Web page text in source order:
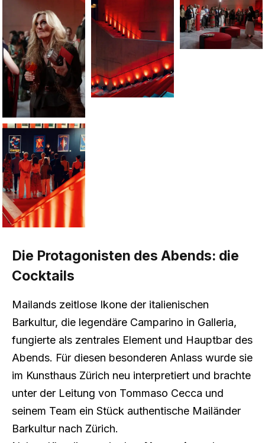
Die Protagonisten des Abends: die
Cocktails
Mailands zeitlose Ikone der italienischen
Barkultur, die legendäre Camparino in Galleria,
fungierte als zentrales Element und Hauptbar des
Abends. Für diesen besonderen Anlass wurde sie
im Kunsthaus Zürich neu interpretiert und brachte
unter der Leitung von Tommaso Cecca und
seinem Team ein Stück authentische Mailänder
Barkultur nach Zürich.